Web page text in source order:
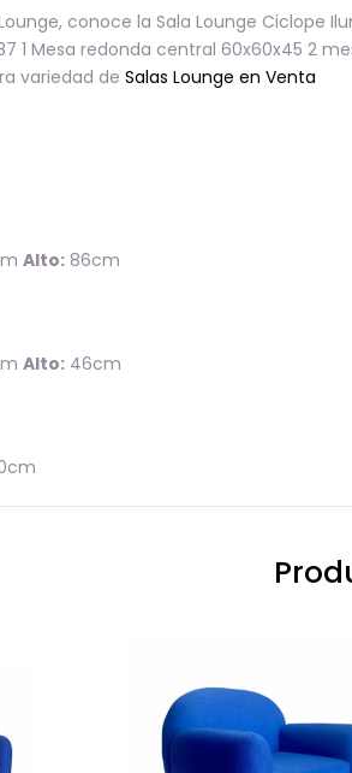
conoce la Sala Lounge Ciclope
1 Mesa redonda central 60x60x45 2
variedad de Salas Lounge en Venta
Alto:86cm
Alto:46cm